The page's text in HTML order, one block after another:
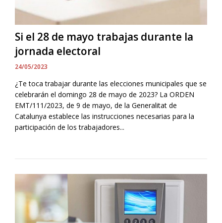
Si el 28 de mayo trabajas durante la
jornada electoral
24/05/2023
¿Te toca trabajar durante las elecciones municipales que se
celebrarán el domingo 28 de mayo de 2023? La ORDEN
EMT/111/2023, de 9 de mayo, de la Generalitat de
Catalunya establece las instrucciones necesarias para la
participación de los trabajadores...